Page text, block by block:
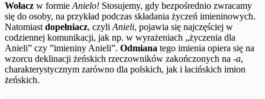
Wołacz w formie Anielo! Stosujemy, gdy bezpośrednio zwracamy
się do osoby, na przykład podczas składania życzeń imieninowych.
Natomiast dopełniacz, czyli Anieli, pojawia się najczęściej w
codziennej komunikacji, jak np. w wyrażeniach „życzenia dla
Anieli” czy ”imieniny Anieli”. Odmiana tego imienia opiera się na
wzorcu deklinacji żeńskich rzeczowników zakończonych na -a,
charakterystycznym zarówno dla polskich, jak i łacińskich imion
żeńskich.